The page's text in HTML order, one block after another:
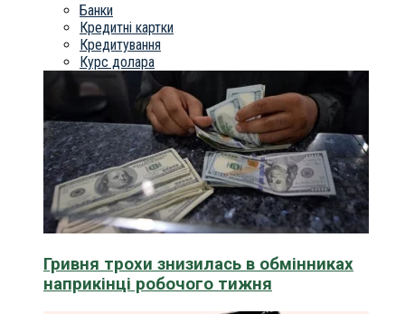
Банки
Кредитні картки
Кредитування
Курс долара
Гривня трохи знизилась в обмінниках
наприкінці робочого тижня